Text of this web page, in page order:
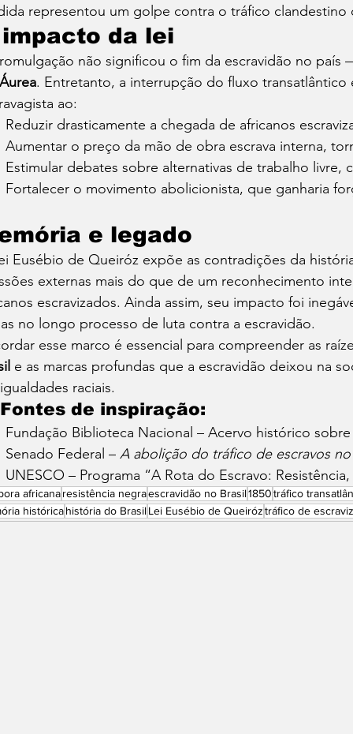
representou um golpe contra o tráfico clandestino
impacto da lei
não significou o fim da escravidão no país
. Entretanto, a interrupção do fluxo
ao:
Reduzir drasticamente a chegada de africanos
Aumentar o preço da mão de obra escrava interna,
Estimular debates sobre alternativas de trabalho livre,
Fortalecer o movimento abolicionista, que ganharia
e legado
Eusébio de Queiróz expõe as contradições da
externas mais do que de um reconhecimento
escravizados. Ainda assim, seu impacto foi
no longo processo de luta contra a escravidão.
esse marco é essencial para compreender as
e as marcas profundas que a escravidão deixou na
raciais.
Fontes de inspiração:
Fundação Biblioteca Nacional – Acervo histórico
Senado Federal – A abolição do tráfico de escravos no
UNESCO – Programa “A Rota do Escravo:
africanaresistência negraescravidão no Brasil1850tráfico
históricahistória do BrasilLei Eusébio de Queiróztráfico de